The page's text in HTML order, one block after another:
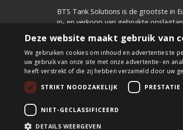
BTS Tank Solutions is de grootste in
in- en verkoop van gebruikte
zowat 2000 opslagtanks in voorraad.
Solutions past gebruikte tanks aan op
produceert nieuwe tanks. Klop bij BTS
Solutions aan om een tank te huren,
verkopen.
© 2026 BTS Tank Solutions
Deze website maakt gebruik van
We gebruiken cookies om inhoud en advertenties te
uw gebruik van onze site met onze advertentie- en
heeft verstrekt of die zij hebben verzameld door uw
STRIKT NOODZAKELIJK
PRESTATIE
NIET-GECLASSIFICEERD
DETAILS WEERGEVEN